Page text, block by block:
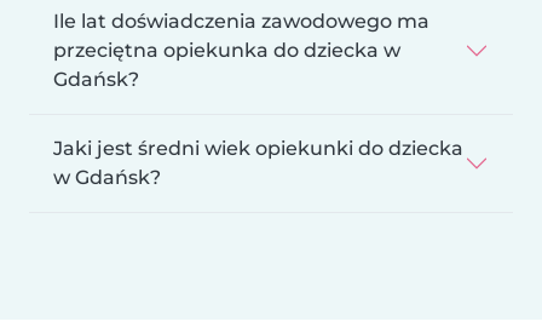
Ile lat doświadczenia zawodowego ma
przeciętna opiekunka do dziecka w
Gdańsk?
Jaki jest średni wiek opiekunki do dziecka
w Gdańsk?